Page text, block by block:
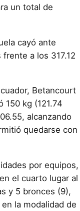
un total de
cayó ante
a los 317.12
Betancourt
150 kg (121.74
alcanzando
quedarse con
por equipos,
el cuarto lugar al
y 5 bronces (9),
la modalidad de